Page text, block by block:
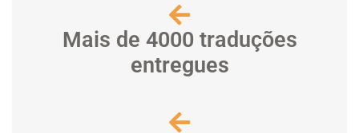
Mais de 4000 traduções
entregues